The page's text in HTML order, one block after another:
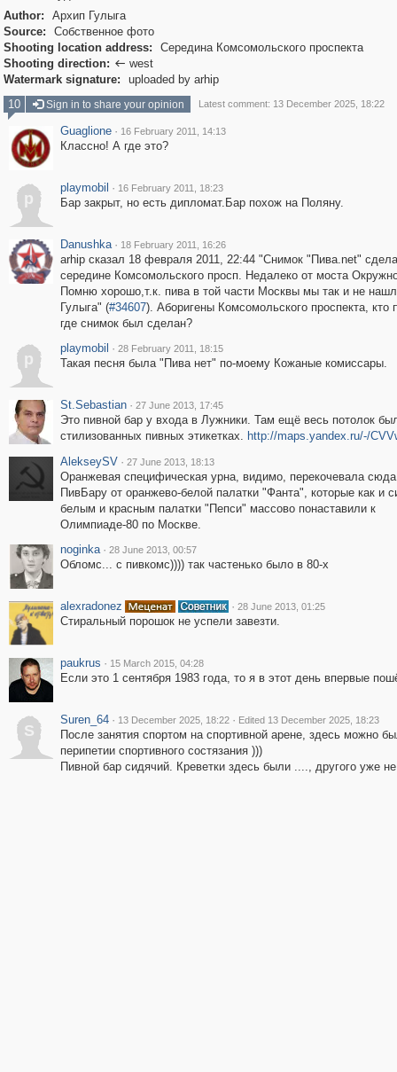
Author:
Архип Гулыга
Source:
Собственное фото
Shooting location address:
Середина Комсомольского проспекта
Shooting direction:  west
Watermark signature:
uploaded by arhip
10
Sign in to share your opinion Latest comment: 13 December 2025, 18:22
Guaglione · 16 February 2011, 14:13
Классно! А где это?
p
playmobil · 16 February 2011, 18:23
Бар закрыт, но есть дипломат.Бар похож на Поляну.
Danushka · 18 February 2011, 16:26
arhip сказал 18 февраля 2011, 22:44 "Снимок "Пива.net"
середине Комсомольского просп. Недалеко от моста
Помню хорошо,т.к. пива в той части Москвы мы так и не
Гулыга" (#34607). Аборигены Комсомольского проспекта, кто
где снимок был сделан?
p
playmobil · 28 February 2011, 18:15
Такая песня была "Пива нет" по-моему Кожаные комиссары.
St.Sebastian · 27 June 2013, 17:45
Это пивной бар у входа в Лужники. Там ещё весь потолок
стилизованных пивных этикетках. http://maps.yandex.ru/-/
AlekseySV · 27 June 2013, 18:13
Оранжевая специфическая урна, видимо, перекочевала
ПивБару от оранжево-белой палатки "Фанта", которые как и
белым и красным палатки "Пепси" массово понаставили к
Олимпиаде-80 по Москве.
noginka · 28 June 2013, 00:57
Обломс... с пивкомс)))) так частенько было в 80-х
alexradonez · 28 June 2013, 01:25
Стиральный порошок не успели завезти.
paukrus · 15 March 2015, 04:28
Если это 1 сентября 1983 года, то я в этот день впервые
S
Suren_64 · 13 December 2025, 18:22 · Edited 13 December 2025, 18:23
После занятия спортом на спортивной арене, здесь можно
перипетии спортивного состязания )))
Пивной бар сидячий. Креветки здесь были ...., другого уже